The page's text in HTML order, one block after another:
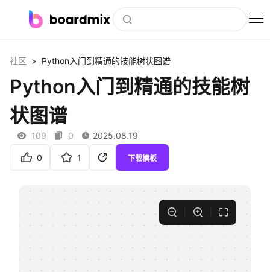
社区资源
会员
企业服务
客户案例
支持
社区 > Python入门到精通的技能树状图谱
Python入门到精通的技能树
状图谱
109 0 2025.08.19
0 1 下载模板